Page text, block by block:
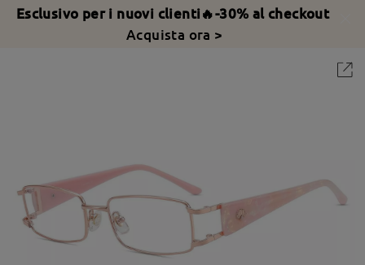
Esclusivo per i nuovi clienti🔥-30% al checkout
Acquista ora >